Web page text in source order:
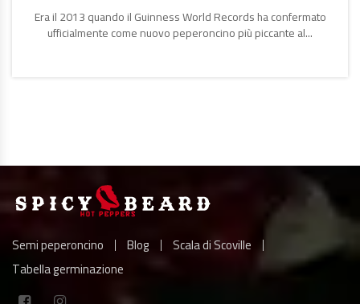
Era il 2013 quando il Guinness World Records ha confermato
ufficialmente come nuovo peperoncino più piccante al...
Semi peperoncino Blog
Scala di Scoville
Tabella germinazione